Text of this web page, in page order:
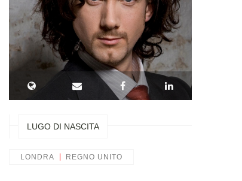
LUGO DI NASCITA
LONDRA REGNO UNITO